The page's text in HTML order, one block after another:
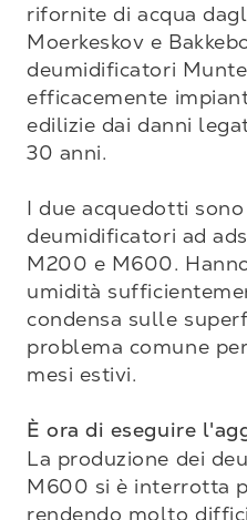
rifornite di acqua
Moerkeskov e
deumidificatori
efficacemente
edilizie dai danni
30 anni.
I due acquedotti
deumidificatori ad
M200 e M600.
umidità
condensa sulle
problema comune
mesi estivi.
È ora di eseguire
La produzione dei
M600 si è interrotta
rendendo molto